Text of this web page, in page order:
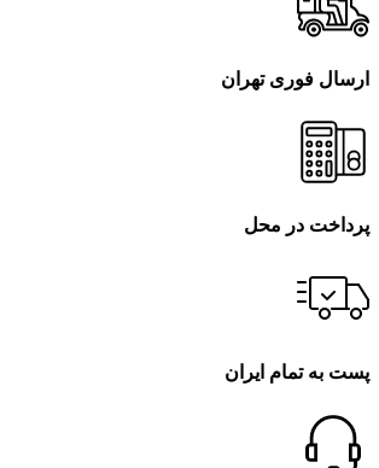
ارسال فوری تهران
پرداخت در محل
پست به تمام ایران